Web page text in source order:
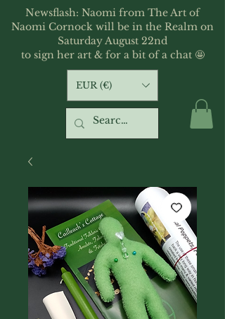
EUR (€)
Newsflash: Naomi from The Art of
Naomi Cornock will be in the Realm on
Saturday August 22nd
to sign her art & for a bit of a chat 🤩